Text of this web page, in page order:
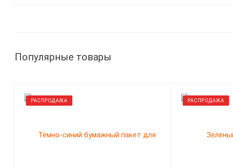
Популярные товары
РАСПРОДАЖА РАСПРОДАЖА